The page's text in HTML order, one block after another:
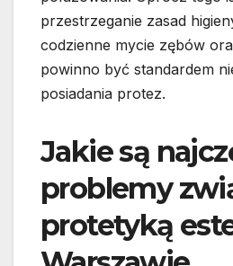
przestrzeganie zasad
codzienne mycie zębów
powinno być standardem
posiadania protez.
Jakie są
problemy
protetyką